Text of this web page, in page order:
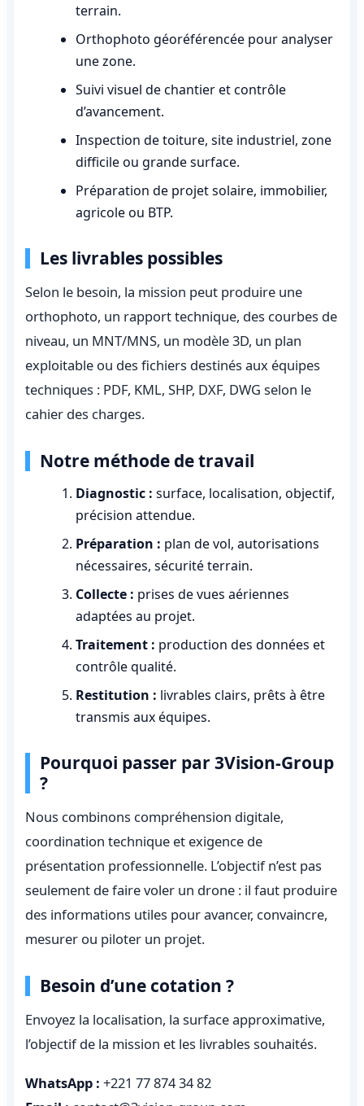
terrain.
Orthophoto géoréférencée pour analyser
une zone.
Suivi visuel de chantier et contrôle
d’avancement.
Inspection de toiture, site industriel, zone
difficile ou grande surface.
Préparation de projet solaire, immobilier,
agricole ou BTP.
Les livrables possibles
Selon le besoin, la mission peut produire une
orthophoto, un rapport technique, des courbes de
niveau, un MNT/MNS, un modèle 3D, un plan
exploitable ou des fichiers destinés aux équipes
techniques : PDF, KML, SHP, DXF, DWG selon le
cahier des charges.
Notre méthode de travail
Diagnostic : surface, localisation, objectif,
précision attendue.
Préparation : plan de vol, autorisations
nécessaires, sécurité terrain.
Collecte : prises de vues aériennes
adaptées au projet.
Traitement : production des données et
contrôle qualité.
Restitution : livrables clairs, prêts à être
transmis aux équipes.
Pourquoi passer par 3Vision-Group
?
Nous combinons compréhension digitale,
coordination technique et exigence de
présentation professionnelle. L’objectif n’est pas
seulement de faire voler un drone : il faut produire
des informations utiles pour avancer, convaincre,
mesurer ou piloter un projet.
Besoin d’une cotation ?
Envoyez la localisation, la surface approximative,
l’objectif de la mission et les livrables souhaités.
WhatsApp : +221 77 874 34 82